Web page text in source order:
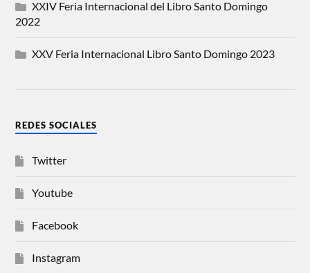
XXIV Feria Internacional del Libro Santo Domingo
2022
XXV Feria Internacional Libro Santo Domingo 2023
REDES SOCIALES
Twitter
Youtube
Facebook
Instagram